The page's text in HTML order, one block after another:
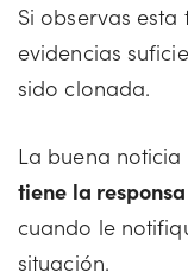
Si observas esta
evidencias
sido clonada.
La buena
tiene la
cuando le
situación.